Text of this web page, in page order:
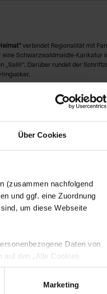
Über Cookies
(zusammen nachfolgend
und ggf. eine Zuordnung
um diese Webseite
Daten von
den „Alle Cookies
Verarbeitung Ihrer
Art. 6 Abs. 1 lit. a DSGVO
Marketing
verbindet Regionalität mit
Schwarzwaldmaidle-Karikatur
„Salli!“. Darüber rundet der
zu tragen und lässt sich vielseitig
mit SC Logo am Saum setzt